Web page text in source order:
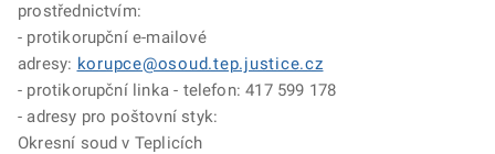
prostřednictvím:
- protikorupční e-mailové
adresy: korupce@osoud.tep.justice.cz
- protikorupční linka - telefon: 417 599 178
- adresy pro poštovní styk:
Okresní soud v Teplicích